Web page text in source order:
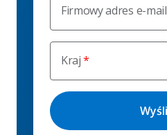
Firmowy adres e-mail
Kraj